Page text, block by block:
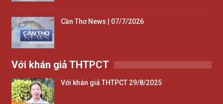
Cần Thơ News | 07/7/2026
Với khán giả THTPCT
Với khán giả THTPCT 29/8/2025